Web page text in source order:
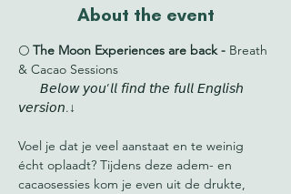
About the event
🌕 The Moon Experiences are back - Breath
& Cacao Sessions
𝘷𝘦𝘳𝘴𝘪𝘰𝘯.↓
Voel je dat je veel aanstaat en te weinig
écht oplaadt? Tijdens deze adem- en
cacaosessies kom je even uit de drukte,